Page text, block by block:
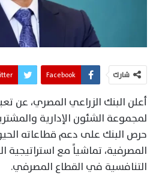
شارك Facebook
أعلن البنك الزراعي المصري، عن
لمجموعة الشئون الإدارية
حرص البنك على دعم قطاعاته
المصرفية، تماشياً مع استراتيجية
التنافسية في القطاع المصرفي.